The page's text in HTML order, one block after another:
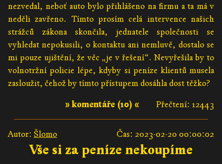
nezvedal, neboť auto bylo přihlášeno na firmu a ta má v
neděli zavřeno. Tímto prosím celá intervence našich
strážců zákona skončila, jednatele společnosti se
vyhledat nepokusili, o kontaktu ani nemluvě, dostalo se
mi pouze ujištění, že věc „je v řešení“. Nevyřešila by to
volnotržní policie lépe, kdyby si peníze klientů musela
zasloužit, čehož by tímto přístupem dosáhla dost těžko?
Přečtení: 12443
» komentáře (10) «
Autor: Šlomo Čas: 2023-02-20 00:00:02
Vše si za peníze nekoupíme